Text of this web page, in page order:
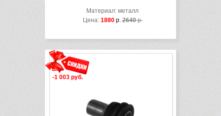
Материал: металл
Цена: 1880р.2640р.
-1 003 руб.